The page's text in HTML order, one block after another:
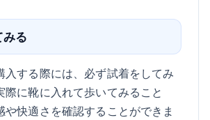
る
入する際には、必ず試着をしてみ
際に靴に入れて歩いてみること
や快適さを確認することができま